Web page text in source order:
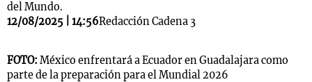
del Mundo.
12/08/2025 | 14:56Redacción Cadena 3
FOTO: México enfrentará a Ecuador en Guadalajara como
parte de la preparación para el Mundial 2026